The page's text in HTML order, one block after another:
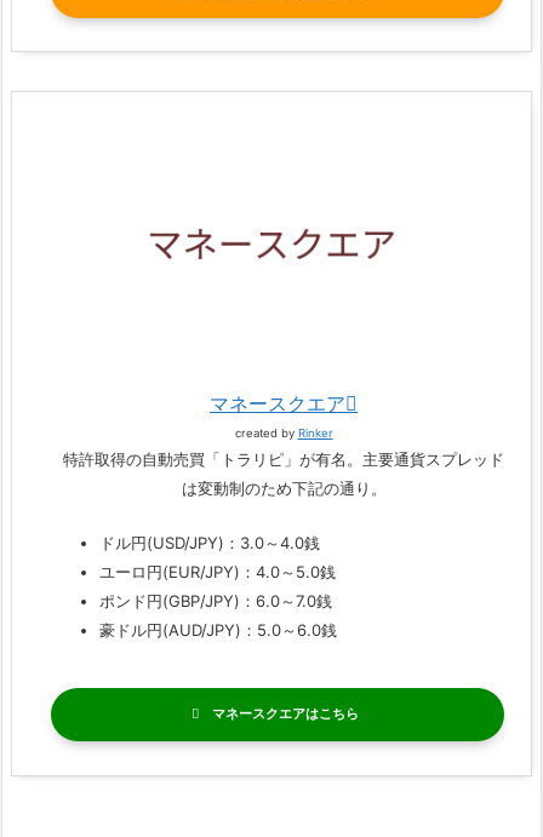
マネースクエア
created by Rinker
特許取得の自動売買「トラリピ」が有名。主要通貨スプレッド
は変動制のため下記の通り。
ドル円(USD/JPY)：3.0～4.0銭
ユーロ円(EUR/JPY)：4.0～5.0銭
ポンド円(GBP/JPY)：6.0～7.0銭
豪ドル円(AUD/JPY)：5.0～6.0銭
マネースクエア